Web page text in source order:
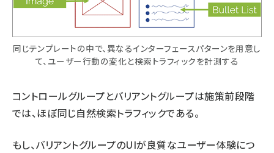
同じテンプレートの中で、異なるインターフェースパターンを用意し
て、ユーザー行動の変化と検索トラフィックを計測する
コントロールグループとバリアントグループは施策前段階
では、ほぼ同じ自然検索トラフィックである。
もし、バリアントグループのUIが良質なユーザー体験につ